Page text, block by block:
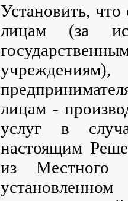
Установить,
лицам (за
лицам -
услуг в
настоящим
из Местного